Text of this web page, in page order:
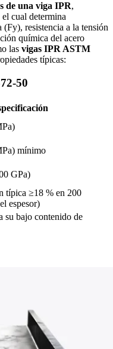
de una viga IPR,
cual determina
resistencia a la tensión
química del acero
las vigas IPR ASTM
típicas:
50
mínimo
GPa)
típica ≥18 % en 200
espesor)
su bajo contenido de